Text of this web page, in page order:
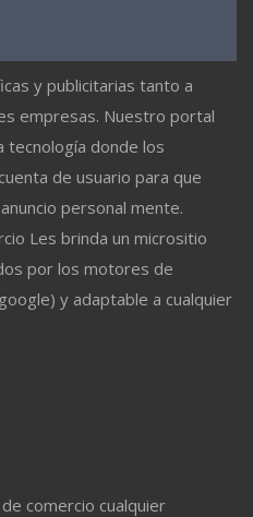
y publicitarias tanto a
empresas. Nuestro portal
tecnología donde los
de usuario para que
personal mente.
Les brinda un micrositio
por los motores de
y adaptable a cualquier
comercio cualquier